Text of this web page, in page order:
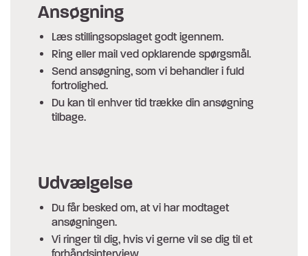
Ansøgning
Læs stillingsopslaget godt igennem.
Ring eller mail ved opklarende spørgsmål.
Send ansøgning, som vi behandler i fuld
fortrolighed.
Du kan til enhver tid trække din ansøgning
tilbage.
Udvælgelse
Du får besked om, at vi har modtaget
ansøgningen.
Vi ringer til dig, hvis vi gerne vil se dig til et